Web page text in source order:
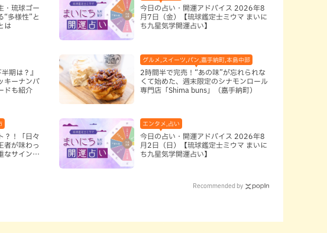
・琉球ゴー
“多様性”と
は
今日の占い・開運アドバイス 2026年8
月7日（金）【琉球鑑定士ミウマ まいに
ち九星気学開運占い】
期は？』
キーナンバ
ドも紹介
グルメ,スイーツ,パン,嘉手納町,本島中部
2時間半で完売！“あの味”が忘れられな
くて始めた、週末限定のシナモンロール
専門店「Shima buns」（嘉手納町）
？！「日々
者が味わっ
なサインと
エンタメ,占い
今日の占い・開運アドバイス 2026年8
月2日（日）【琉球鑑定士ミウマ まいに
ち九星気学開運占い】
Recommended by